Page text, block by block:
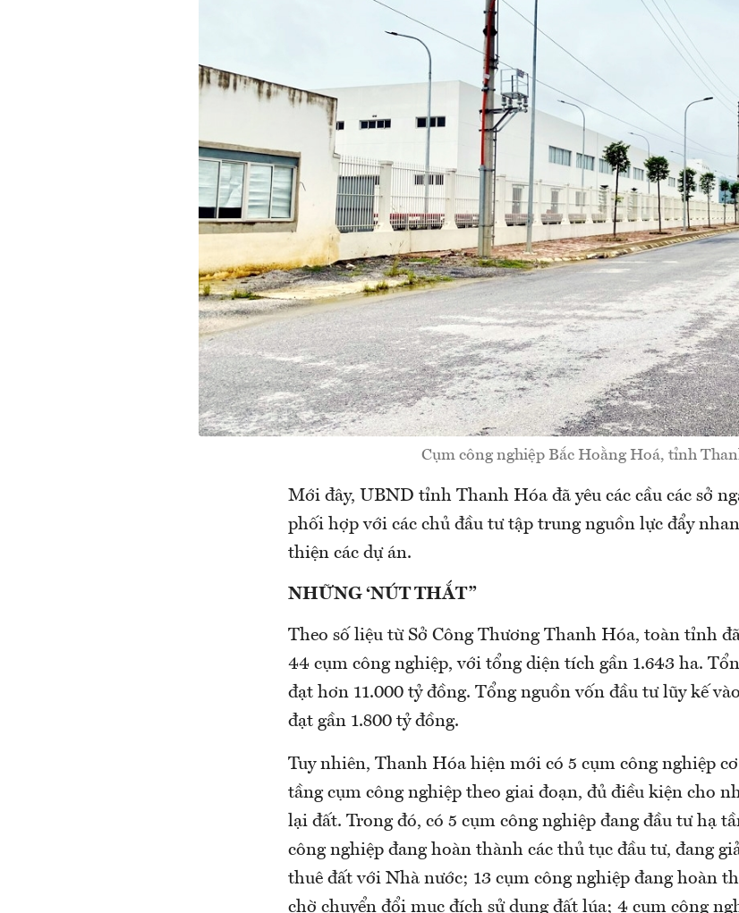
Cụm công nghiệp Bắc Hoằng Hoá, tỉnh
Mới đây, UBND tỉnh Thanh Hóa đã yêu các cầu các sở
phối hợp với các chủ đầu tư tập trung nguồn lực đẩy
thiện các dự án.
NHỮNG ‘NÚT THẮT”
Theo số liệu từ Sở Công Thương Thanh Hóa, toàn tỉnh
44 cụm công nghiệp, với tổng diện tích gần 1.643 ha.
đạt hơn 11.000 tỷ đồng. Tổng nguồn vốn đầu tư lũy kế
đạt gần 1.800 tỷ đồng.
Tuy nhiên, Thanh Hóa hiện mới có 5 cụm công nghiệp
tầng cụm công nghiệp theo giai đoạn, đủ điều kiện cho
lại đất. Trong đó, có 5 cụm công nghiệp đang đầu tư hạ
công nghiệp đang hoàn thành các thủ tục đầu tư, đang
thuê đất với Nhà nước; 13 cụm công nghiệp đang hoàn
chờ chuyển đổi mục đích sử dụng đất lúa; 4 cụm công